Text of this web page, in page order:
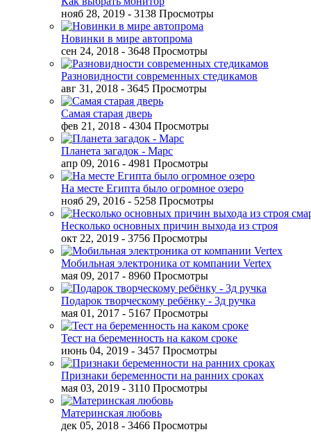
нояб 28, 2019 - 3138 Просмотры
Новинки в мире автопрома
сен 24, 2018 - 3648 Просмотры
Разновидности современных стедикамов
авг 31, 2018 - 3645 Просмотры
Самая старая дверь
фев 21, 2018 - 4304 Просмотры
Планета загадок - Марс
апр 09, 2016 - 4981 Просмотры
На месте Египта было огромное озеро
нояб 29, 2016 - 5258 Просмотры
Несколько основных причин выхода из строя
окт 22, 2019 - 3756 Просмотры
Мобильная электроника от компании Vertex
мая 09, 2017 - 8960 Просмотры
Подарок творческому ребёнку - 3д ручка
мая 01, 2017 - 5167 Просмотры
Тест на беременность на каком сроке
июнь 04, 2019 - 3457 Просмотры
Признаки беременности на ранних сроках
мая 03, 2019 - 3110 Просмотры
Материнская любовь
дек 05, 2018 - 3466 Просмотры